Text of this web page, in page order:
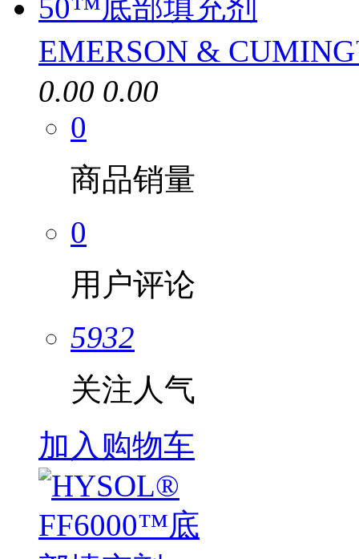
EMERSON &
0.00 0.00
0
商品销量
0
用户评论
5932
关注人气
加入购物车